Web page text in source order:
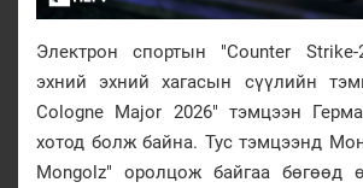
Электрон спортын "Counter
эхний эхний хагасын сүүлийн
Cologne Major 2026" тэмцээн
хотод болж байна. Тус тэмцээнд
Mongolz" оролцож байгаа бөгөөд